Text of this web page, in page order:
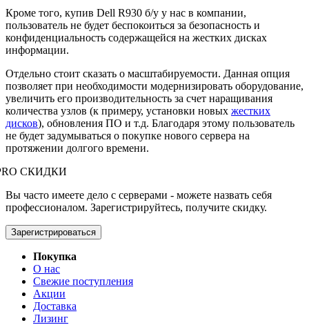
Кроме того, купив Dell R930 б/у у нас в компании,
пользователь не будет беспокоиться за безопасность и
конфиденциальность содержащейся на жестких дисках
информации.
Отдельно стоит сказать о масштабируемости. Данная опция
позволяет при необходимости модернизировать оборудование,
увеличить его производительность за счет наращивания
количества узлов (к примеру, установки новых жестких
дисков), обновления ПО и т.д. Благодаря этому пользователь
не будет задумываться о покупке нового сервера на
протяжении долгого времени.
СКИДКИ
Вы часто имеете дело с серверами - можете назвать себя
профессионалом. Зарегистрируйтесь, получите скидку.
Зарегистрироваться
Покупка
О нас
Свежие поступления
Акции
Доставка
Лизинг